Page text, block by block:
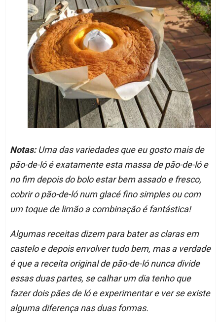
Notas:Uma das variedades que eu gosto mais de
pão-de-ló é exatamente esta massa de pão-de-ló e
no fim depois do bolo estar bem assado e fresco,
cobrir o pão-de-ló num glacé fino simples ou com
um toque de limão a combinação é fantástica!
Algumas receitas dizem para bater as claras em
castelo e depois envolver tudo bem, mas a verdade
é que a receita original de pão-de-ló nunca divide
essas duas partes, se calhar um dia tenho que
fazer dois pães de ló e experimentar e ver se existe
alguma diferença nas duas formas.